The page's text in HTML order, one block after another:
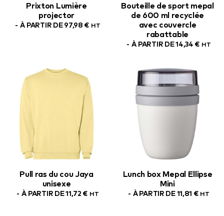
Prixton Lumière
projector
À PARTIR DE97,98 € HT
Bouteille de sport mepal
de 600 ml recyclée
avec couvercle
rabattable
À PARTIR DE14,34 € HT
Pull ras du cou Jaya
unisexe
À PARTIR DE11,72 € HT
Lunch box Mepal Ellipse
Mini
À PARTIR DE11,81 € HT